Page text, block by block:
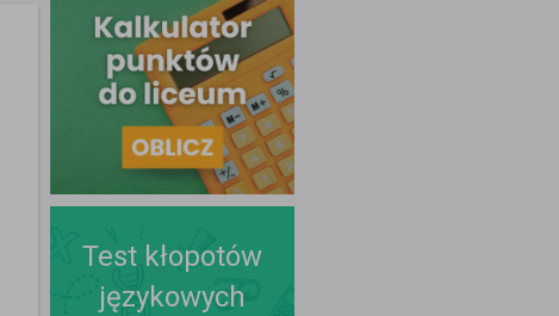
Test kłopotów
językowych